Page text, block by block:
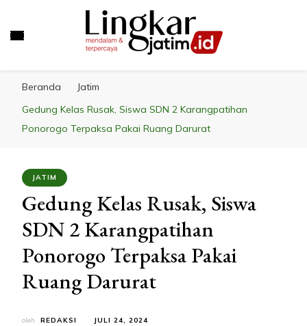
Beranda
Jatim
Gedung Kelas Rusak, Siswa SDN 2 Karangpatihan
Ponorogo Terpaksa Pakai Ruang Darurat
JATIM
Gedung Kelas Rusak, Siswa
SDN 2 Karangpatihan
Ponorogo Terpaksa Pakai
Ruang Darurat
oleh REDAKSI JULI 24, 2024